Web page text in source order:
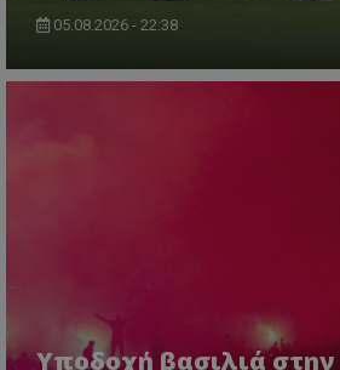
05.08.2026 - 22:38
Υποδοχή βασιλιά στην